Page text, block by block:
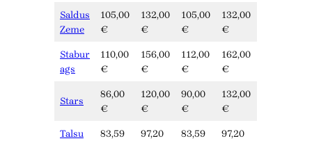
Saldus
Zeme
105,00
€
132,00
€
105,00
€
132,00
€
Stabur
ags
110,00
€
156,00
€
112,00
€
162,00
€
Stars
86,00
€
120,00
€
90,00
€
132,00
€
Talsu
83,59
97,20
83,59
97,20